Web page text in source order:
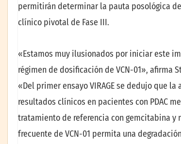
permitirán determinar la pauta posológica
clínico pivotal de Fase III.
«Estamos muy ilusionados por iniciar este
régimen de dosificación de VCN-01», afirma
«Del primer ensayo VIRAGE se dedujo que
resultados clínicos en pacientes con PDAC
tratamiento de referencia con gemcitabina
frecuente de VCN-01 permita una